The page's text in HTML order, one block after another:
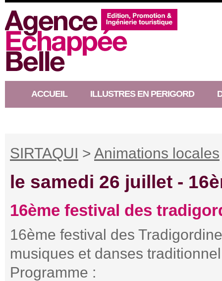
ACCUEIL ILLUSTRES EN PERIGORD
SIRTAQUI > Animations locales
le samedi 26 juillet -
16ème festival des
16ème festival des
musiques et danses
Programme :